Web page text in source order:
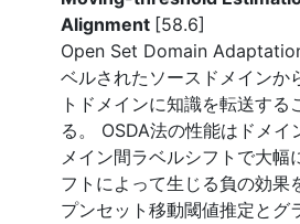
Alignment [58.6]
Open Set Domain
ベルされたソースドメインか
トドメインに知識を転送する
る。 OSDA法の性能はドメイ
メイン間ラベルシフトで大幅
フトによって生じる負の効果
プンセット移動閾値推定とグ